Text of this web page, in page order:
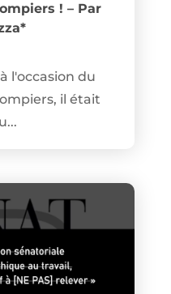
! – Par
l'occasion du
il était